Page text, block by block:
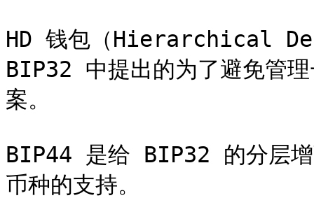
HD 钱包（Hierarchical
BIP32 中提出的为了避免管
案。
BIP44 是给 BIP32 的分层增
币种的支持。